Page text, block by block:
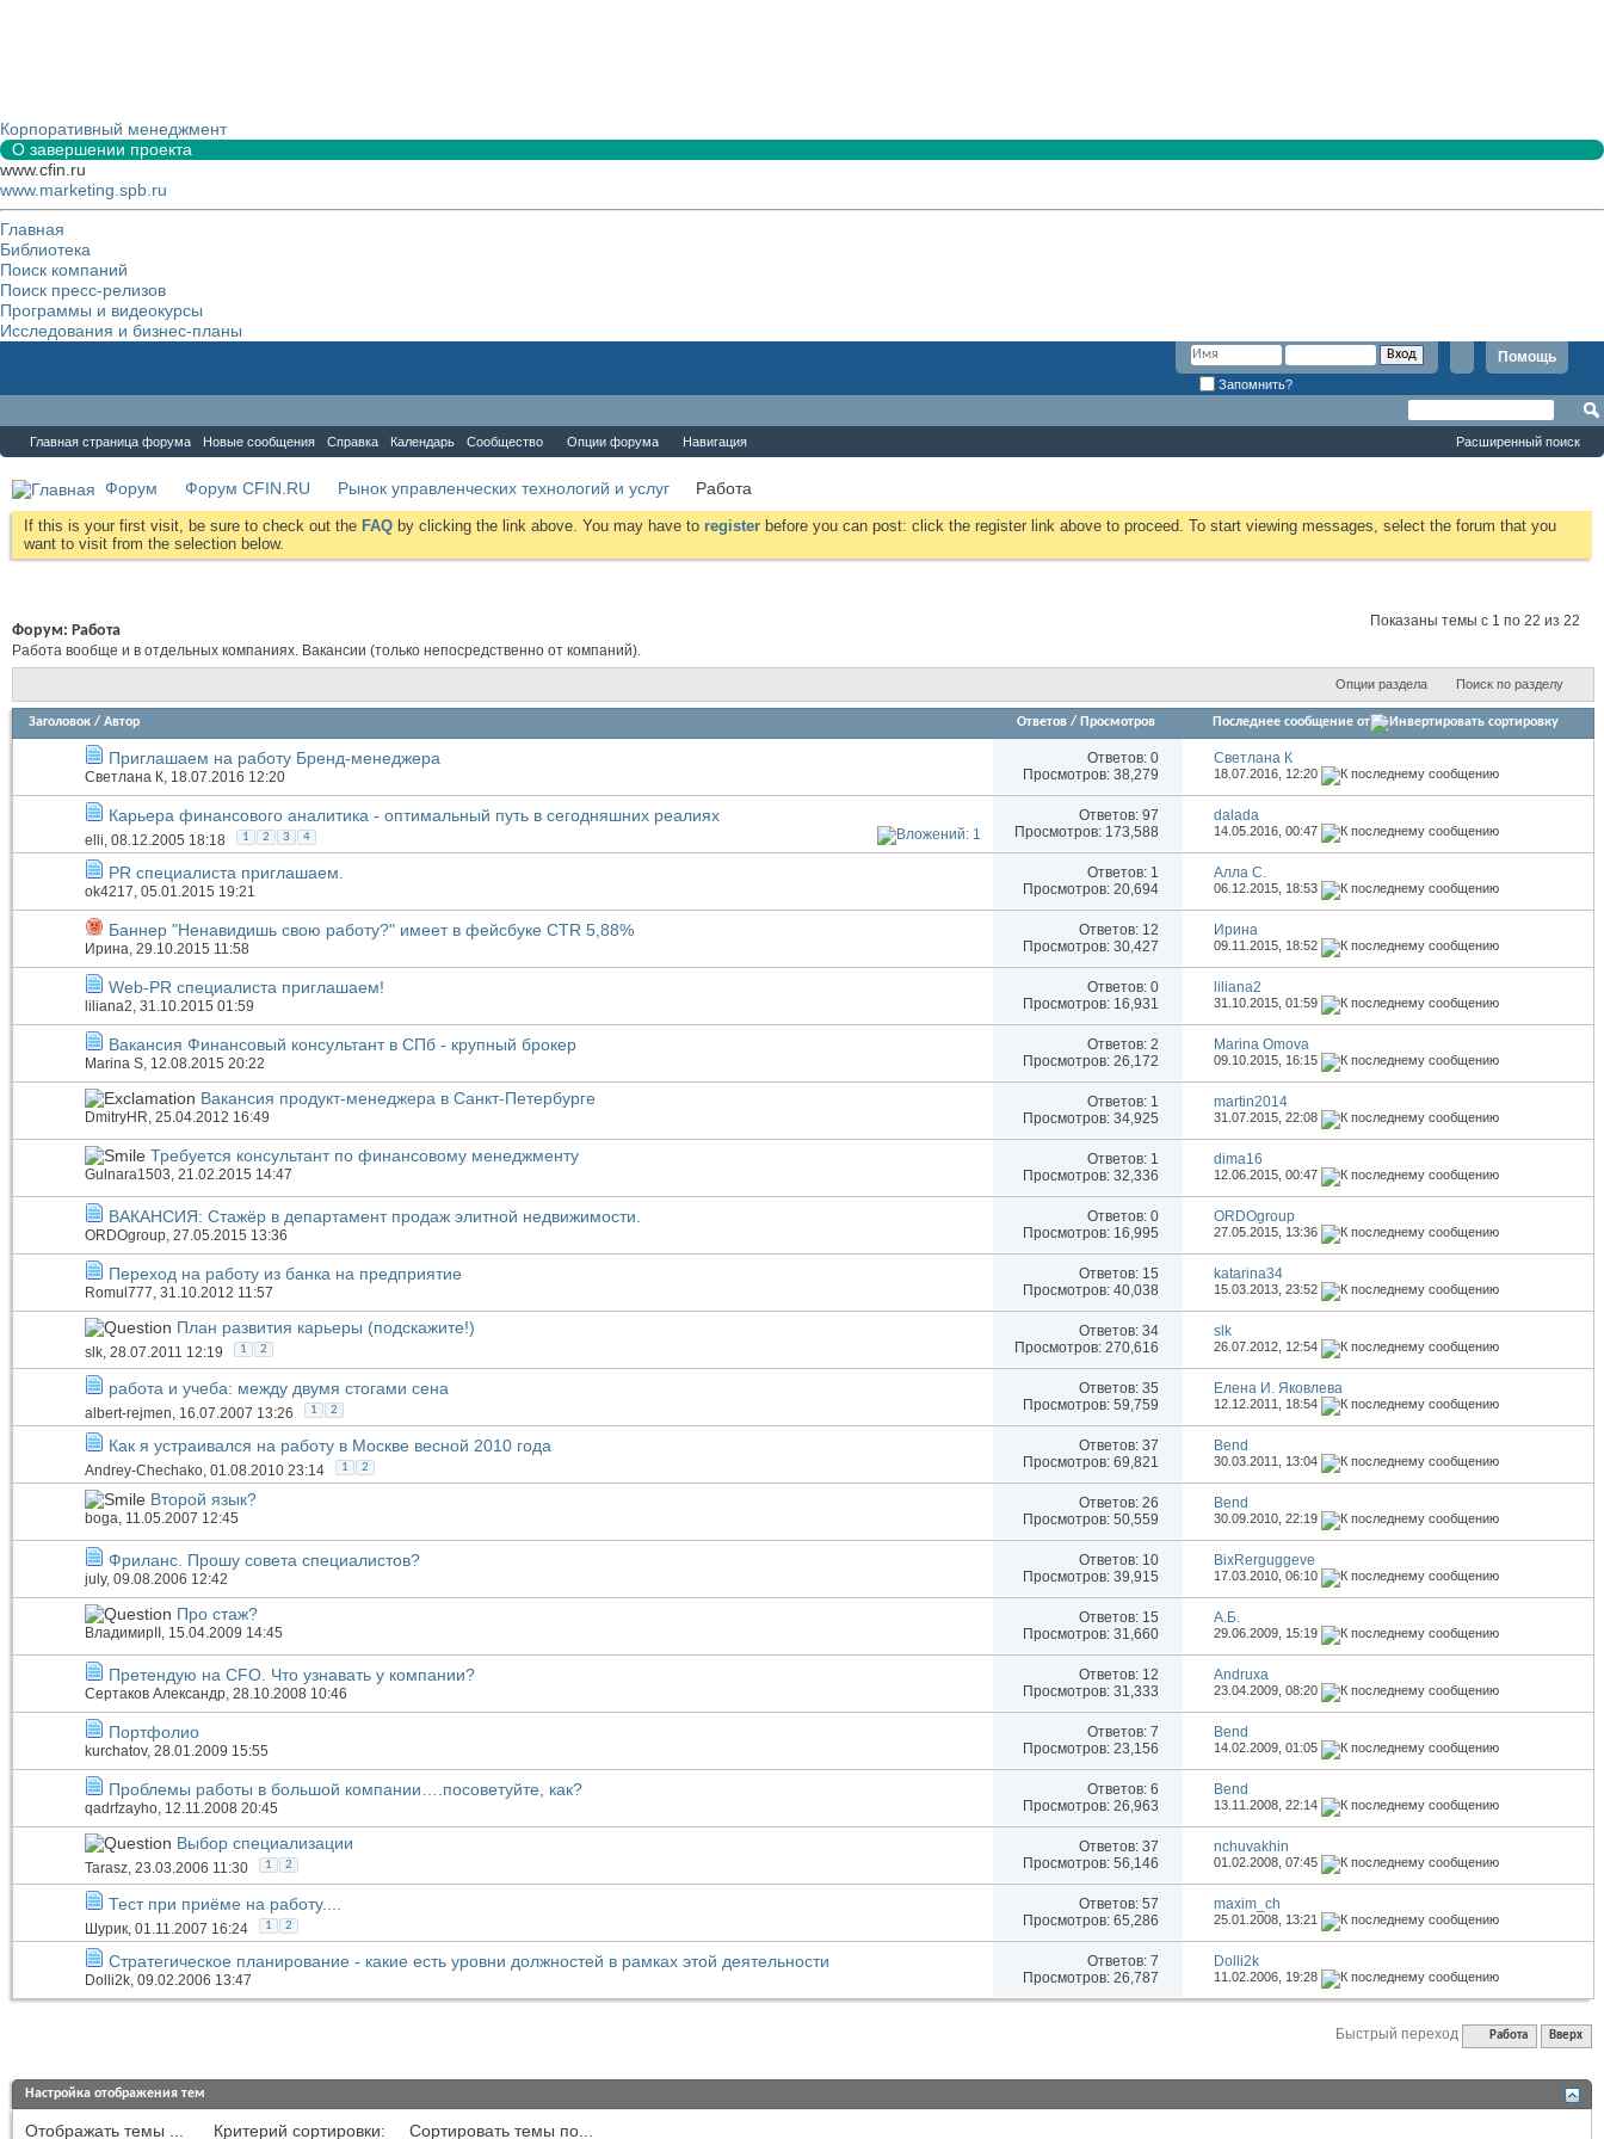
Корпоративный менеджмент
О завершении проекта
www.cfin.ru
www.marketing.spb.ru
Главная
Библиотека
Поиск компаний
Поиск пресс-релизов
Программы и видеокурсы
Исследования и бизнес-планы
Помощь
Запомнить?
Главная страница форума Новые сообщения Справка Календарь Сообщество Опции форума Навигация Расширенный поиск
Форум Форум CFIN.RU Рынок управленческих технологий и услуг Работа
If this is your first visit, be sure to check out the FAQ by clicking the link above. You may have to register before you can post: click the register link above to proceed. To start viewing messages, select the forum that you
want to visit from the selection below.
Показаны темы с 1 по 22 из 22
Форум: Работа
Работа вообще и в отдельных компаниях. Вакансии (только непосредственно от компаний).
Опции раздела Поиск по разделу
Заголовок / Автор Ответов / Просмотров Последнее сообщение от
Приглашаем на работу Бренд-менеджера
Светлана К, 18.07.2016 12:20
Ответов: 0
Просмотров: 38,279
Светлана К
18.07.2016, 12:20
Карьера финансового аналитика - оптимальный путь в сегодняшних реалиях
elli, 08.12.2005 18:18 1 2 3 4
Ответов: 97
Просмотров: 173,588
dalada
14.05.2016,00:47
PR специалиста приглашаем.
ok4217, 05.01.2015 19:21
Ответов: 1
Просмотров: 20,694
Алла С.
06.12.2015, 18:53
Баннер "Ненавидишь свою работу?" имеет в фейсбуке CTR 5,88%
Иринa, 29.10.2015 11:58
Ответов: 12
Просмотров: 30,427
Иринa
09.11.2015, 18:52
Web-PR специалиста приглашаем!
liliana2, 31.10.2015 01:59
Ответов: 0
Просмотров: 16,931
liliana2
31.10.2015,01:59
Вакансия Финансовый консультант в СПб - крупный брокер
Marina S, 12.08.2015 20:22
Ответов: 2
Просмотров: 26,172
Marina Omova
09.10.2015, 16:15
Вакансия продукт-менеджера в Санкт-Петербурге
DmitryHR, 25.04.2012 16:49
Ответов: 1
Просмотров: 34,925
martin2014
31.07.2015,22:08
Требуется консультант по финансовому менеджменту
Gulnara1503, 21.02.2015 14:47
Ответов: 1
Просмотров: 32,336
dima16
12.06.2015,00:47
ВАКАНСИЯ: Стажёр в департамент продаж элитной недвижимости.
ORDOgroup, 27.05.2015 13:36
Ответов: 0
Просмотров: 16,995
ORDOgroup
27.05.2015, 13:36
Переход на работу из банка на предприятие
Romul777, 31.10.2012 11:57
Ответов: 15
Просмотров: 40,038
katarina34
15.03.2013,23:52
План развития карьеры (подскажите!)
slk, 28.07.2011 12:19 1 2
Ответов: 34
Просмотров: 270,616
slk
26.07.2012, 12:54
работа и учеба: между двумя стогами сена
albert-rejmen, 16.07.2007 13:26 1 2
Ответов: 35
Просмотров: 59,759
Елена И. Яковлева
12.12.2011, 18:54
Как я устраивался на работу в Москве весной 2010 года
Andrey-Chechako, 01.08.2010 23:14 1 2
Ответов: 37
Просмотров: 69,821
Bend
30.03.2011, 13:04
Второй язык?
boga, 11.05.2007 12:45
Ответов: 26
Просмотров: 50,559
Bend
30.09.2010,22:19
Фриланс. Прошу совета специалистов?
july, 09.08.2006 12:42
Ответов: 10
Просмотров: 39,915
BixRerguggeve
17.03.2010,06:10
Про стаж?
ВладимирII , 15.04.2009 14:45
Ответов: 15
Просмотров: 31,660
А.Б.
29.06.2009, 15:19
Претендую на CFO. Что узнавать у компании?
Сертаков Александр, 28.10.2008 10:46
Ответов: 12
Просмотров: 31,333
Andruxa
23.04.2009,08:20
Портфолио
kurchatov, 28.01.2009 15:55
Ответов: 7
Просмотров: 23,156
Bend
14.02.2009,01:05
Проблемы работы в большой компании….посоветуйте, как?
qadrfzayho, 12.11.2008 20:45
Ответов: 6
Просмотров: 26,963
Bend
13.11.2008,22:14
Выбор специализации
Tarasz, 23.03.2006 11:30 1 2
Ответов: 37
Просмотров: 56,146
nchuvakhin
01.02.2008,07:45
Тест при приёме на работу....
Шурик, 01.11.2007 16:24 1 2
Ответов: 57
Просмотров: 65,286
maxim_ch
25.01.2008, 13:21
Стратегическое планирование - какие есть уровни должностей в рамках этой деятельности
Dolli2k, 09.02.2006 13:47
Ответов: 7
Просмотров: 26,787
Dolli2k
11.02.2006, 19:28
Быстрый переход Работа Вверх
Настройка отображения тем
Отображать темы ... Критерий сортировки: Сортировать темы по...